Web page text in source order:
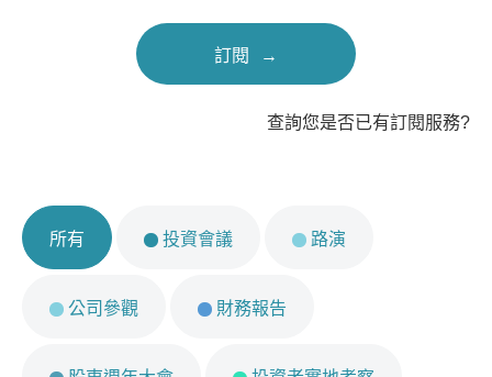
訂閱
查詢您是否已有訂閱服務?
所有 投資會議 路演
公司參觀 財務報告